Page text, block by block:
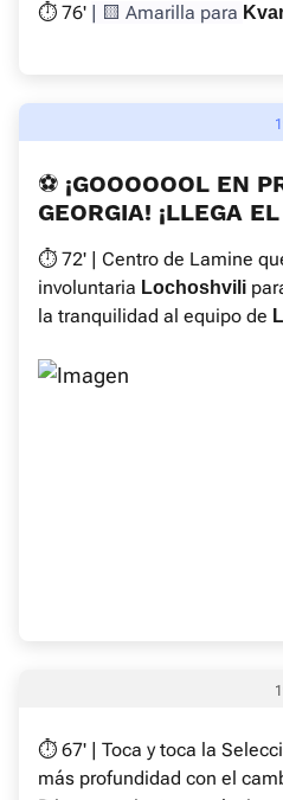
⏱ 76' | 🟨 Amarilla para
⚽️ ¡GOOOOOOL EN
GEORGIA! ¡LLEGA
⏱ 72' | Centro de Lamine
involuntaria Lochoshvili
la tranquilidad al equipo de
⏱ 67' | Toca y toca la
más profundidad con el